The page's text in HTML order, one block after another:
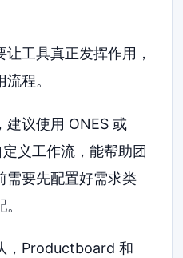
工具真正发挥作用，
程。
建议使用 ONES 或
义工作流，能帮助团
需要先配置好需求类
，Productboard 和